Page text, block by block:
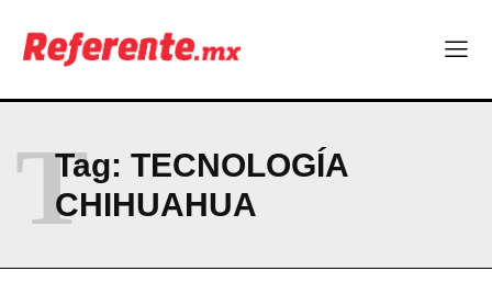
Tag: TECNOLOGÍA
CHIHUAHUA
T